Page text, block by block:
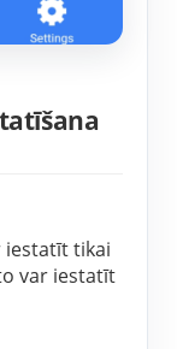
iestatīt tikai
var iestatīt